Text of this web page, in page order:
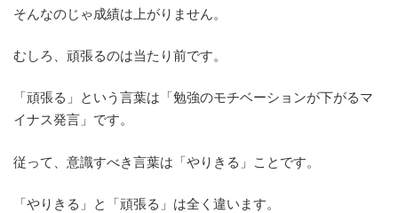
そんなのじゃ成績は上がりません。
むしろ、頑張るのは当たり前です。
「頑張る」という言葉は「勉強のモチベーションが下がるマ
イナス発言」です。
従って、意識すべき言葉は「やりきる」ことです。
「やりきる」と「頑張る」は全く違います。